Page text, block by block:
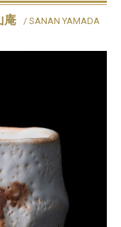
庵 / SANAN YAMADA